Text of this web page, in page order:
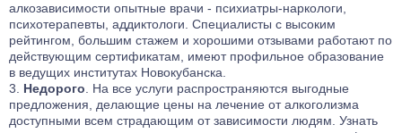
алкозависимости опытные врачи - психиатры-наркологи,
психотерапевты, аддиктологи. Специалисты с высоким
рейтингом, большим стажем и хорошими отзывами работают по
действующим сертификатам, имеют профильное образование
в ведущих институтах Новокубанска.
Недорого. На все услуги распространяются выгодные
предложения, делающие цены на лечение от алкоголизма
доступными всем страдающим от зависимости людям. Узнать